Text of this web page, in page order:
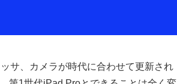
サ、カメラが時代に合わせて更新され